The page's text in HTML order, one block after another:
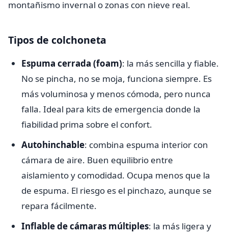
montañismo invernal o zonas con nieve real.
Tipos de colchoneta
Espuma cerrada (foam): la más sencilla y fiable.
No se pincha, no se moja, funciona siempre. Es
más voluminosa y menos cómoda, pero nunca
falla. Ideal para kits de emergencia donde la
fiabilidad prima sobre el confort.
Autohinchable: combina espuma interior con
cámara de aire. Buen equilibrio entre
aislamiento y comodidad. Ocupa menos que la
de espuma. El riesgo es el pinchazo, aunque se
repara fácilmente.
Inflable de cámaras múltiples: la más ligera y